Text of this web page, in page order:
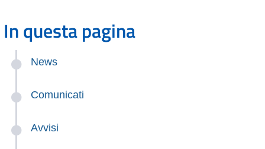
In questa pagina
News
Comunicati
Avvisi